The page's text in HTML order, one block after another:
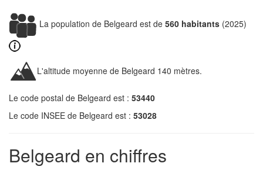
La population de Belgeard est de 560 habitants (2025)
L'altitude moyenne de Belgeard 140 mètres.
Le code postal de Belgeard est : 53440
Le code INSEE de Belgeard est : 53028
Belgeard en chiffres